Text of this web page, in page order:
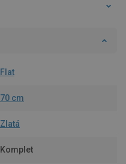
Flat
70 cm
Zlatá
Komplet